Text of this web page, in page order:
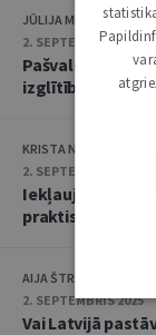
JŪLIJA MILLERE
2. SEPTEMBRIS 2025
Pašvaldību
izglītības jomā
KRISTA NARBUTA
2. SEPTEMBRIS 2025
Iekļaujoša
praktiskam
AIJA ŠTRAUSA
2. SEPTEMBRIS 2025
Vai Latvijā